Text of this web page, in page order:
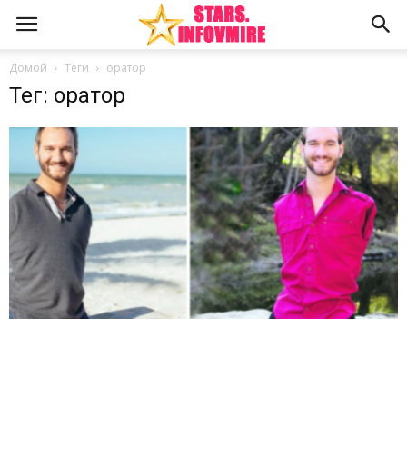
Домой Теги оратор
Тег: оратор